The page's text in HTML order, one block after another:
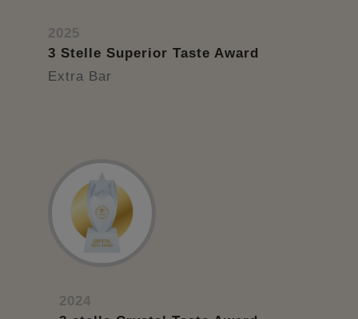
2025
3 Stelle Superior Taste Award
Extra Bar
2024